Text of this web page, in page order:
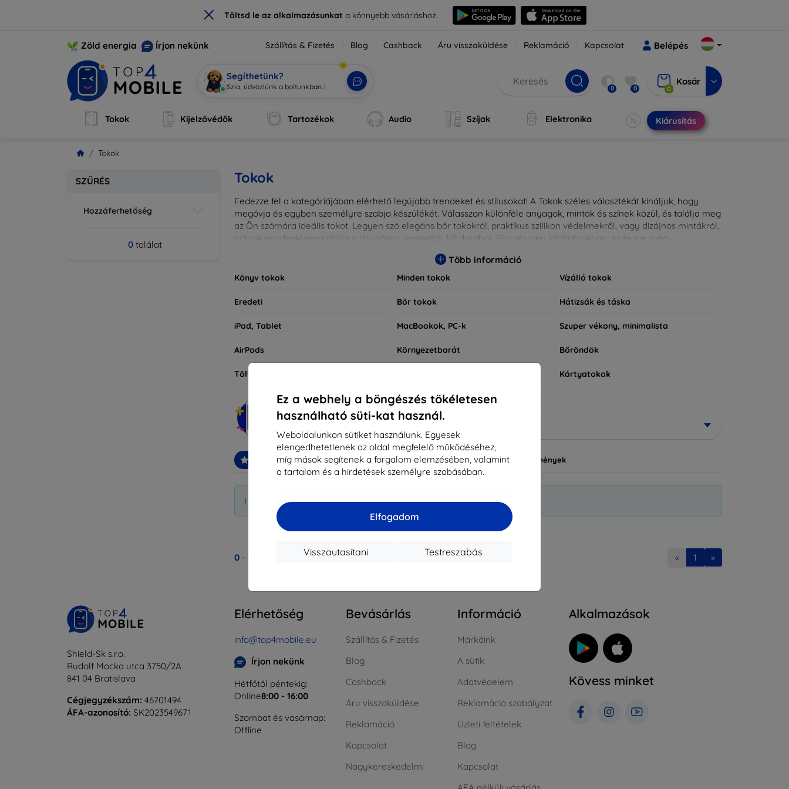
× Töltsd le az alkalmazásunkata könnyebb vásárláshoz.
Ez a webhely a böngészés tökéletesen
használható süti-kat használ.
Weboldalunkon sütiket használunk. Egyesek
elengedhetetlenek az oldal megfelelő működéséhez,
míg mások segítenek a forgalom elemzésében, valamint
a tartalom és a hirdetések személyre szabásában.
Elfogadom
Testreszabás
Visszautasítani
Zöld energia Írjon nekünk Szállítás & Fizetés Blog Cashback Áru visszaküldése Reklamáció Kapcsolat Belépés
Segíthetünk?
Szia, üdvözlünk a boltunkban. | 0 0 0
Kosár
Tokok Kijelzővédők Tartozékok Audio Szíjak Elektronika Kiárusítás
Tokok
SZŰRÉS
Hozzáferhetőség
0 találat
Tokok
Fedezze fel a kategóriájában elérhető legújabb trendeket és stílusokat! A Tokok széles választékát kínáljuk, hogy
megóvja és egyben személyre szabja készülékét. Válasszon különféle anyagok, minták és színek közül, és találja meg
az Ön számára ideális tokot. Legyen szó elegáns bőr tokokról, praktikus szilikon védelmekről, vagy dizájnos mintákról,
nálunk mindenki megtalálja a stílusához leginkább illő darabot. Böngésszen kínálatunkban, és tegye még
Több információ
Könyv tokok Minden tokok Vízálló tokok
Eredeti Bőr tokok Hátizsák és táska
iPad, Tablet MacBookok, PC-k Szuper vékony, minimalista
AirPods Környezetbarát Bőröndök
Töltőtokok Kártyatokok
Gyors keresés
Ajánlott Bestsellerek Legolcsóbb Legdrágabb Kedvezmények
I did not find any active products.
0 - 0 Összes találat0. « 1 »
Shield-Sk s.r.o.
Rudolf Mocka utca 3750/2A
841 04 Bratislava
Cégjegyzékszám: 46701494
ÁFA-azonosító: SK2023549671
Elérhetőség
info@top4mobile.eu
Írjon nekünk
Hétfőtől péntekig:
Online8:00 - 16:00
Szombat és vasárnap:
Offline
Bevásárlás
Szállítás & Fizetés
Blog
Cashback
Áru visszaküldése
Reklamáció
Kapcsolat
Nagykereskedelmi
Információ
Márkáink
A sütik
Adatvédelem
Reklamáció szabályzat
Üzleti feltételek
Blog
Kapcsolat
Alkalmazások
Kövess minket